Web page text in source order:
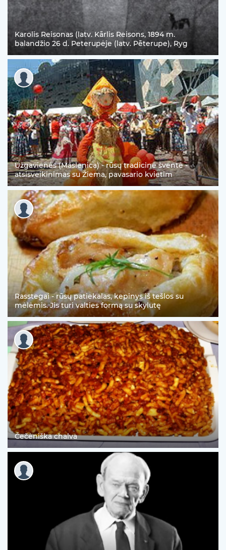
Karolis Reisonas (latv. Kārlis Reisons, 1894 m.
balandžio 26 d. Peterupėje (latv. Pēterupe), Ryg
Užgavienės (Maslenica) - rūsų tradicinė šventė -
atsisveikinimas su Žiema, pavasario kvietim
Rasstegai - rūsų patiekalas, kepinys iš tešlos su
mėlėmis. Jis turi valties formą su skylutę
Čečėniška chalva